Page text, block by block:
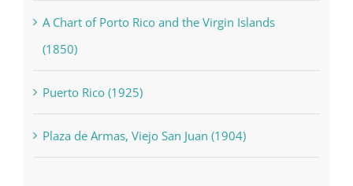
A Chart of Porto Rico and the Virgin Islands
(1850)
Puerto Rico (1925)
Plaza de Armas, Viejo San Juan (1904)